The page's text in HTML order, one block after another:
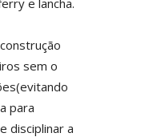
e lancha.
sem o
para
disciplinar a